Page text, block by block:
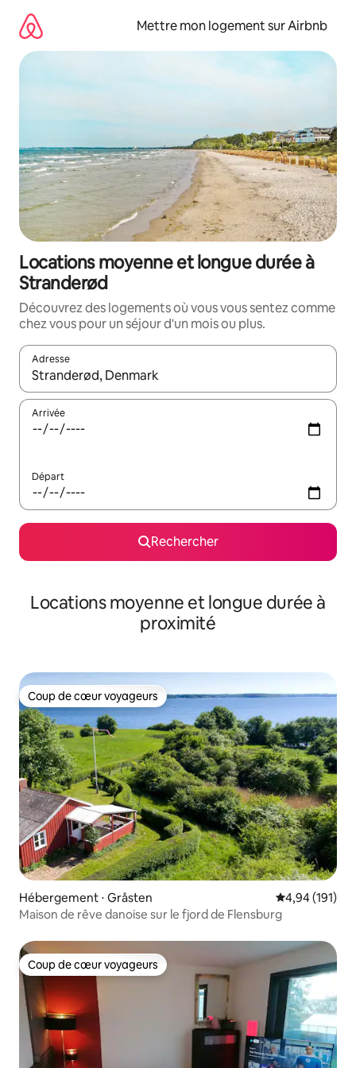
directement
contenu
Mettre mon logement sur Airbnb
Locations moyenne et longue durée à
Stranderød
Découvrez des logements où vous vous sentez comme
chez vous pour un séjour d'un mois ou plus.
Adresse
Lorsque les résultats s'affichent, utilisez les flèches vers le
Arrivée
Départ
Rechercher
Locations moyenne et longue durée à
proximité
Coup de cœur voyageurs
Coup de cœur voyageurs
Hébergement ⋅ Gråsten Évaluation
4,94 (191)
Maison de rêve danoise sur le fjord de Flensburg
Coup de cœur voyageurs
Coup de cœur voyageurs